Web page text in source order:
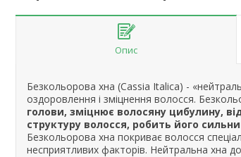
Опис
Безкольорова хна (Cassia Italica) -
оздоровлення і зміцнення волосся.
голови, зміцнює волосяну цибулину,
структуру волосся, робить його
Безкольорова хна покриває волосся
несприятливих факторів. Нейтральна хна